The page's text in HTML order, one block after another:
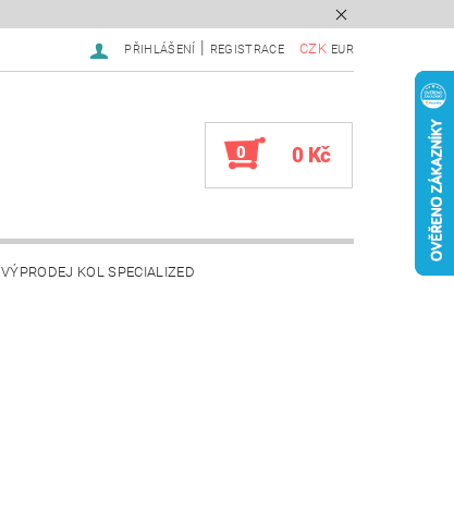
CZK EUR
PŘIHLÁŠENÍ REGISTRACE
0 0 Kč
VÝPRODEJ KOL SPECIALIZED